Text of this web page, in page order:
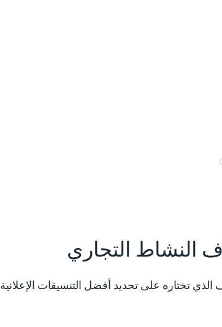
النشاط التجاري
الذي تختاره على تحديد أفضل التنسيقات الإعلانية